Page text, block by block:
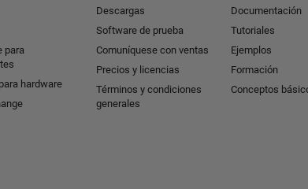
para
hardware
Descargas
Software de prueba
Comuníquese con ventas
Precios y licencias
Términos y condiciones
generales
Documentación
Tutoriales
Ejemplos
Formación
Conceptos